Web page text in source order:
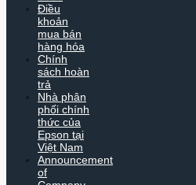
Điều
khoản
mua bán
hàng hóa
Chính
sách hoàn
trả
Nhà phân
phối chính
thức của
Epson tại
Việt Nam
Announcement
of